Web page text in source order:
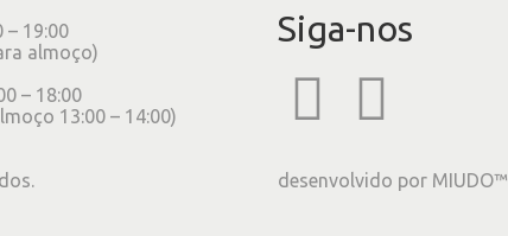
– 19:00
almoço)
– 18:00
13:00 – 14:00)
Siga-nos
desenvolvido por MIUDO™